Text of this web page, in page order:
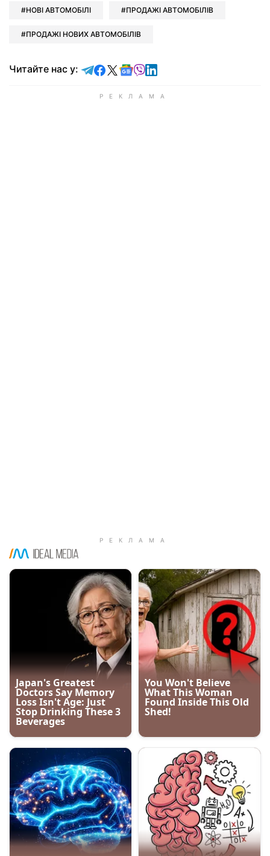
НОВІ АВТОМОБІЛІ ПРОДАЖІ АВТОМОБІЛІВ
ПРОДАЖІ НОВИХ АВТОМОБІЛІВ
Читайте нас у: Читайте у Telegram
Читайте у Facebook
Читайте у X
Читайте у Google news
Читайте у Viber
Читайте у LinkedIn